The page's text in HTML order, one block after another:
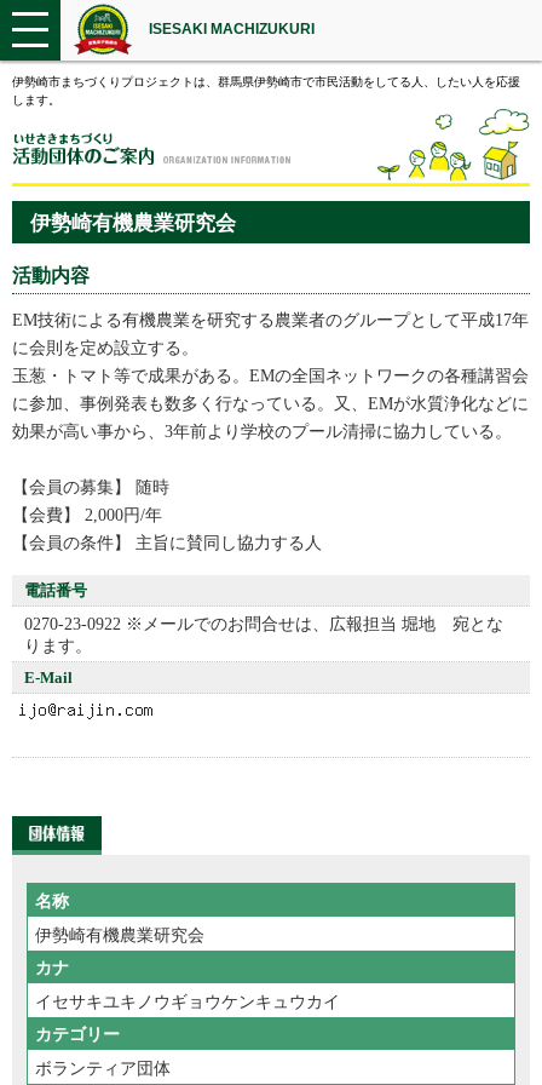
ISESAKI MACHIZUKURI
伊勢崎市まちづくりプロジェクトは、群馬県伊勢崎市で市民活動をしてる人、したい人を応援
します。
伊勢崎有機農業研究会
活動内容
EM技術による有機農業を研究する農業者のグループとして平成17年
に会則を定め設立する。
玉葱・トマト等で成果がある。EMの全国ネットワークの各種講習会
に参加、事例発表も数多く行なっている。又、EMが水質浄化などに
効果が高い事から、3年前より学校のプール清掃に協力している。
【会員の募集】 随時
【会費】 2,000円/年
【会員の条件】 主旨に賛同し協力する人
電話番号
0270-23-0922 ※メールでのお問合せは、広報担当 堀地 宛とな
ります。
E-Mail
名称
伊勢崎有機農業研究会
カナ
イセサキユキノウギョウケンキュウカイ
カテゴリー
ボランティア団体